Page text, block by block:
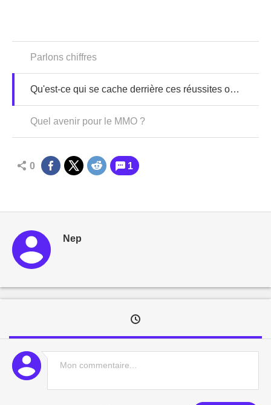
Parlons chiffres
Qu'est-ce qui se cache derrière ces réussites ou échecs ?
Quel avenir pour le MMO ?
0 1
Nep